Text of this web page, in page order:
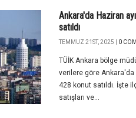
Ankara'da Haziran
satıldı
TEMMUZ 21ST, 2025 | 0
TÜİK Ankara bölge
verilere göre Ankara'da
428 konut satıldı. İşte
satışları ve...